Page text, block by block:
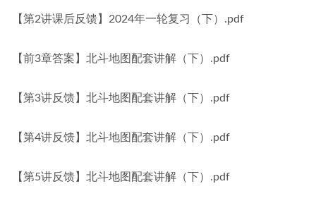
【第2讲课后反馈】2024年一轮复习（下）.pdf
【前3章答案】北斗地图配套讲解（下）.pdf
【第3讲反馈】北斗地图配套讲解（下）.pdf
【第4讲反馈】北斗地图配套讲解（下）.pdf
【第5讲反馈】北斗地图配套讲解（下）.pdf